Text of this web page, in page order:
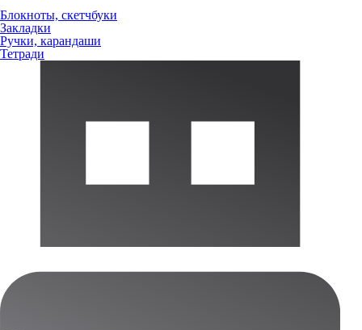
Блокноты, скетчбуки
Закладки
Ручки, карандаши
Тетради